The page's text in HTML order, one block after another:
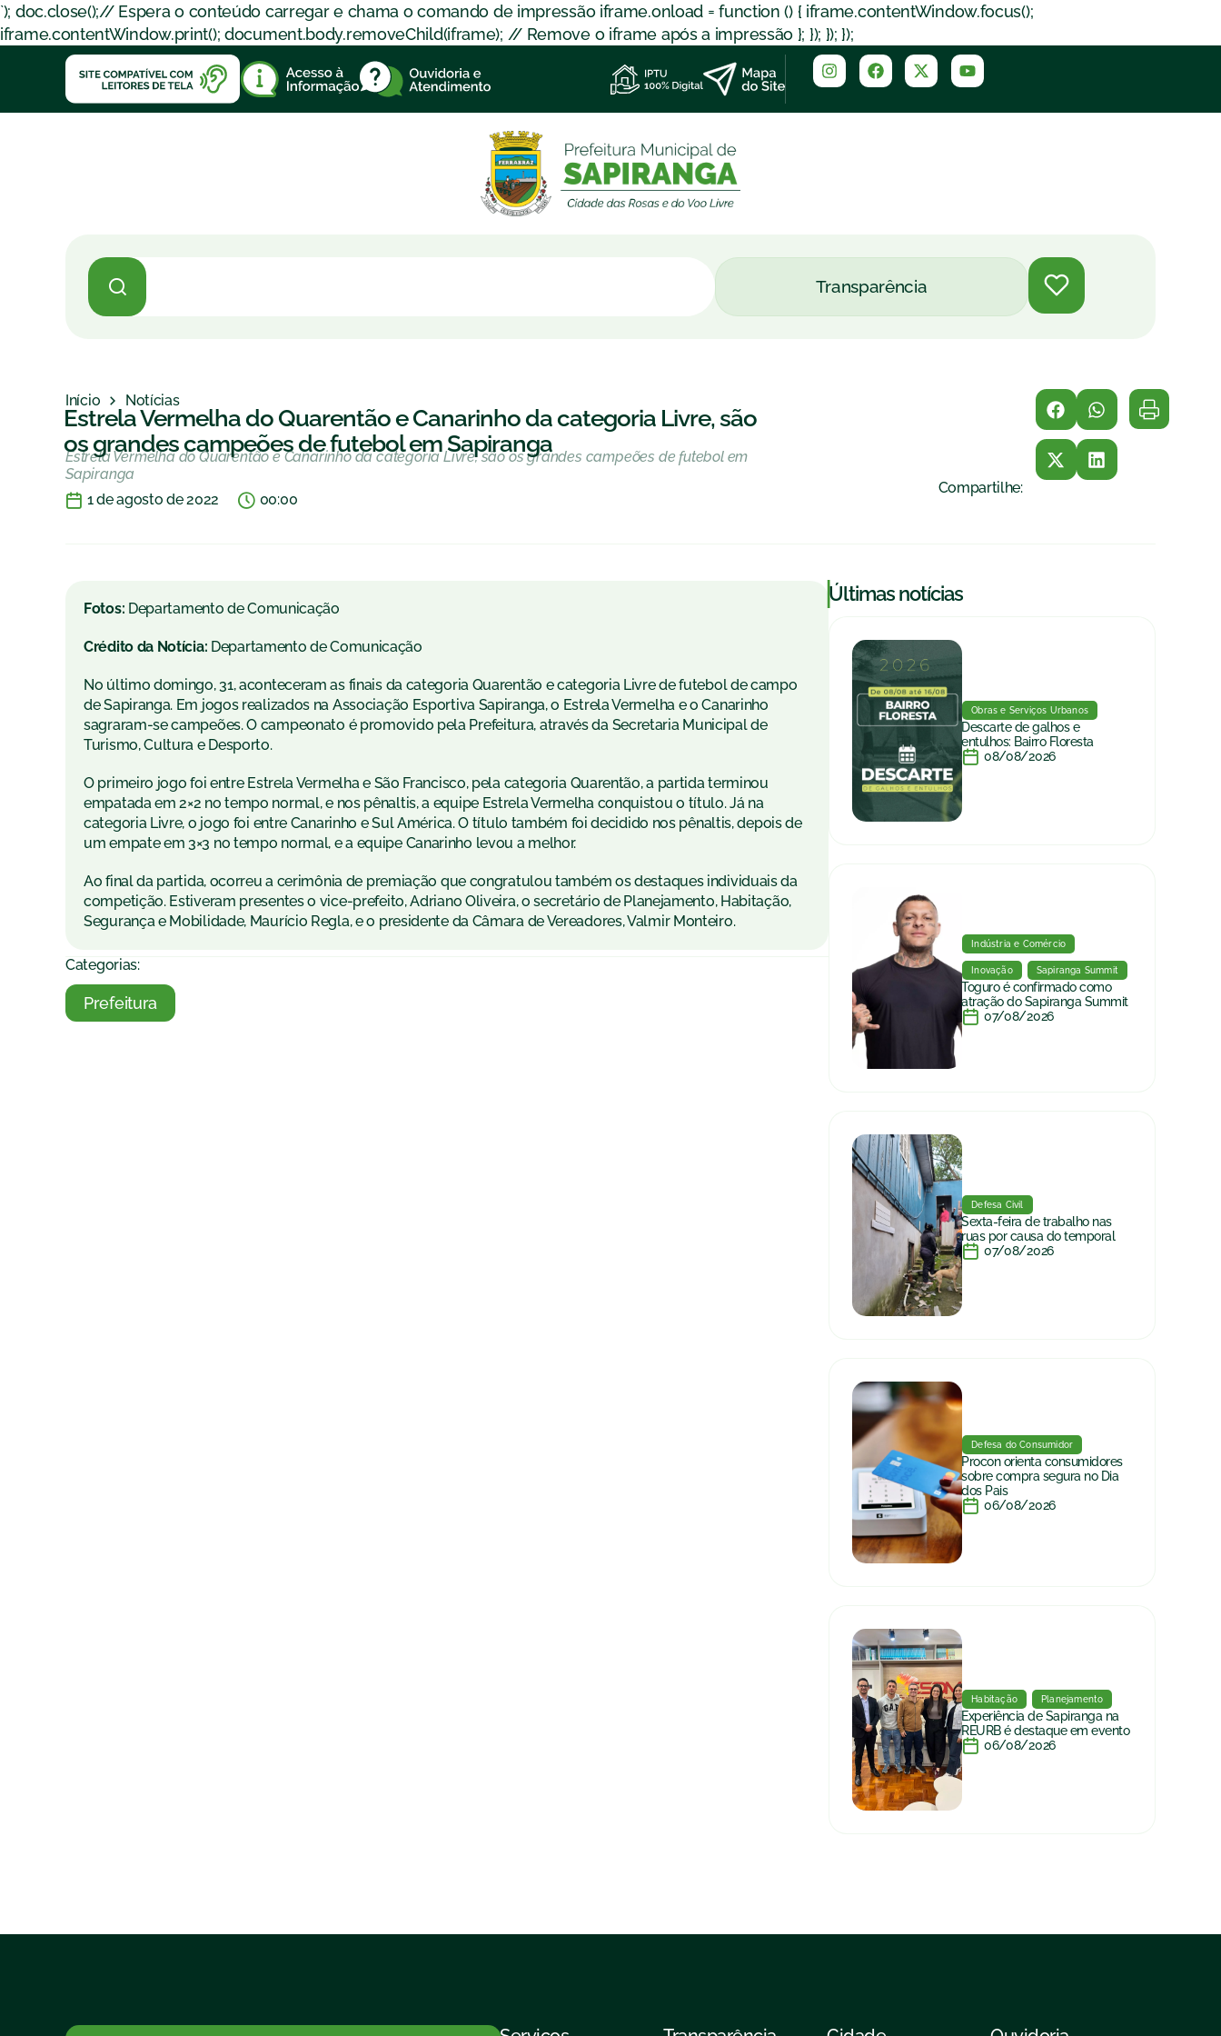
`); doc.close();// Espera o conteúdo carregar e chama o comando de impressão iframe.onload = function () { iframe.contentWindow.focus();
iframe.contentWindow.print(); document.body.removeChild(iframe); // Remove o iframe após a impressão }; }); }); });
Transparência
Início Notícias
Estrela Vermelha do Quarentão e Canarinho da categoria Livre, são
os grandes campeões de futebol em Sapiranga
Estrela Vermelha do Quarentão e Canarinho da categoria Livre, são os grandes campeões de futebol em
Sapiranga
1 de agosto de 2022
00:00
Compartilhe:
Fotos: Departamento de Comunicação
Crédito da Notícia: Departamento de Comunicação
No último domingo, 31, aconteceram as finais da categoria Quarentão e categoria Livre de futebol de campo
de Sapiranga. Em jogos realizados na Associação Esportiva Sapiranga, o Estrela Vermelha e o Canarinho
sagraram-se campeões. O campeonato é promovido pela Prefeitura, através da Secretaria Municipal de
Turismo, Cultura e Desporto.
O primeiro jogo foi entre Estrela Vermelha e São Francisco, pela categoria Quarentão, a partida terminou
empatada em 2×2 no tempo normal, e nos pênaltis, a equipe Estrela Vermelha conquistou o título. Já na
categoria Livre, o jogo foi entre Canarinho e Sul América. O título também foi decidido nos pênaltis, depois de
um empate em 3×3 no tempo normal, e a equipe Canarinho levou a melhor.
Ao final da partida, ocorreu a cerimônia de premiação que congratulou também os destaques individuais da
competição. Estiveram presentes o vice-prefeito, Adriano Oliveira, o secretário de Planejamento, Habitação,
Segurança e Mobilidade, Maurício Regla, e o presidente da Câmara de Vereadores, Valmir Monteiro.
Categorias:
Prefeitura
|Últimas notícias
Obras e Serviços Urbanos
Descarte de galhos e
entulhos: Bairro Floresta
08/08/2026
Indústria e Comércio
Inovação Sapiranga Summit
Toguro é confirmado como
atração do Sapiranga Summit
07/08/2026
Defesa Civil
Sexta-feira de trabalho nas
ruas por causa do temporal
07/08/2026
Defesa do Consumidor
Procon orienta consumidores
sobre compra segura no Dia
dos Pais
06/08/2026
Habitação Planejamento
Experiência de Sapiranga na
REURB é destaque em evento
06/08/2026